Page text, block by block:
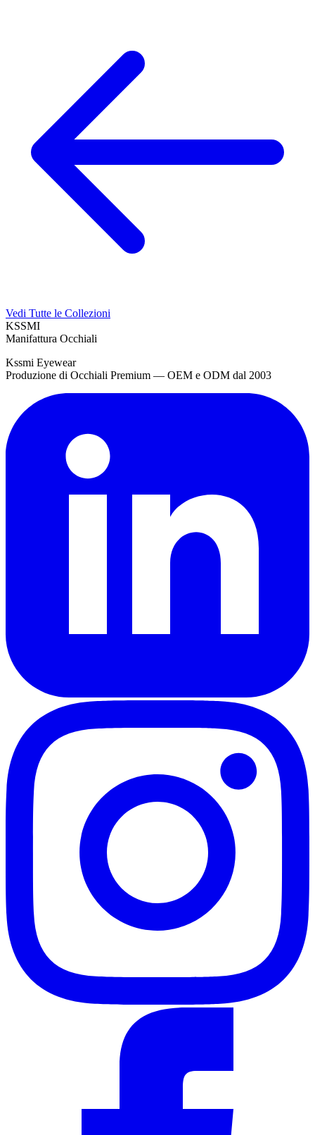
Vedi Tutte le Collezioni
KSSMI
Manifattura Occhiali
Kssmi Eyewear
Produzione di Occhiali Premium — OEM e ODM dal 2003